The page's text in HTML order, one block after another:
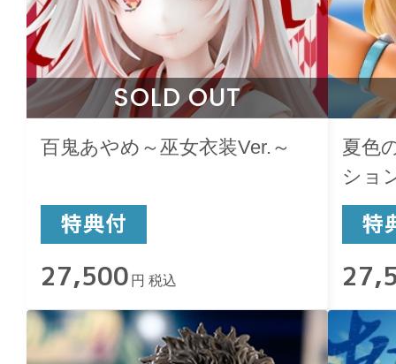
SOLD OUT
百鬼あやめ～巫女衣装Ver.～
27,500 円 税込
夏色
ショ